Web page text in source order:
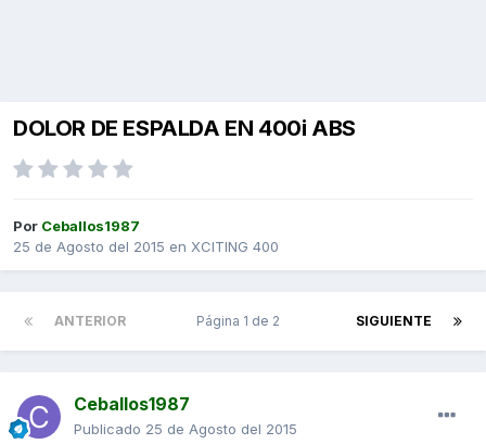
DOLOR DE ESPALDA EN 400i ABS
Por Ceballos1987
25 de Agosto del 2015 en XCITING 400
ANTERIOR SIGUIENTE
Página 1 de 2
Ceballos1987
Publicado 25 de Agosto del 2015